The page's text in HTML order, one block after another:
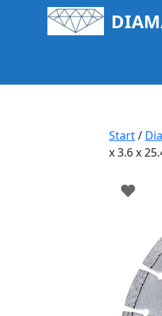
Start/
x 3.6 x